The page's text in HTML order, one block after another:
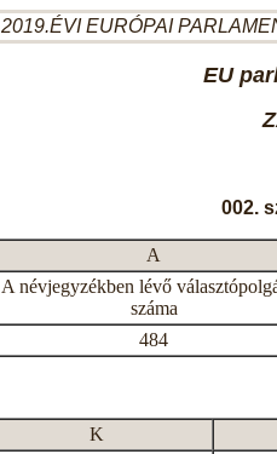
2019.ÉVI EURÓPAI
EU
002.
A
A névjegyzékben lévő
száma
484
K